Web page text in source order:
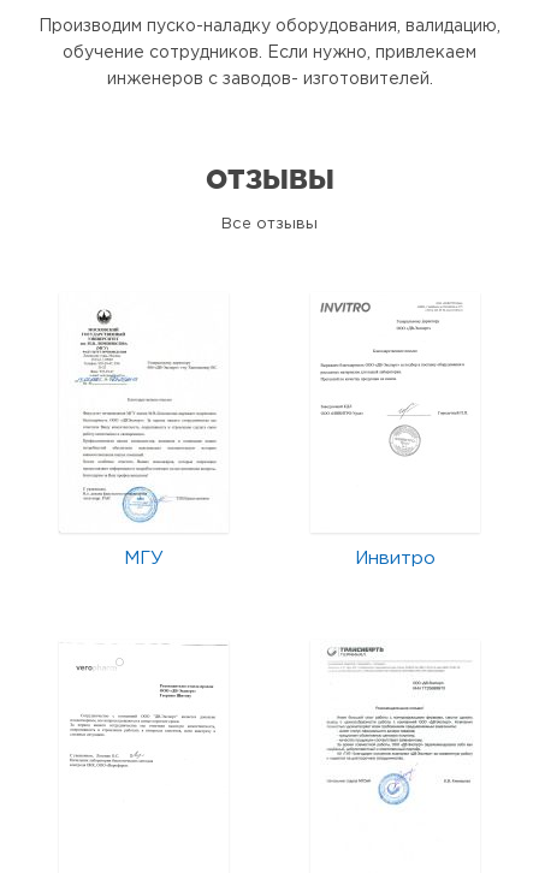
Производим пуско-наладку оборудования, валидацию,
обучение сотрудников. Если нужно, привлекаем
инженеров с заводов- изготовителей.
ОТЗЫВЫ
Все отзывы
МГУ Инвитро